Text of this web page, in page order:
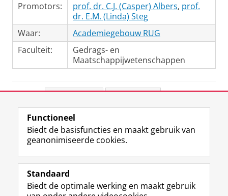
Promotors:
prof. dr. C.J. (Casper) Albers, prof.
dr. E.M. (Linda) Steg
Waar:
Academiegebouw RUG
Faculteit:
Gedrags- en
Maatschappijwetenschappen
View this page in:English
Volg de RUG
F
a
e
L
i
k
R
S
-
I
n
t
Y
o
T
Studiekiezers
Functioneel
Biedt de basisfuncties en maakt gebruik van
geanonimiseerde cookies.
Standaard
Biedt de optimale werking en maakt gebruik